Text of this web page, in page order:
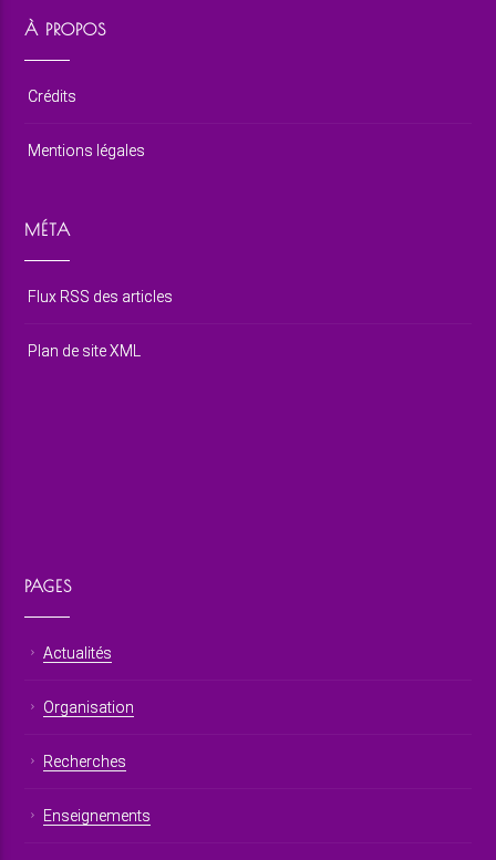
À PROPOS
Crédits
Mentions légales
MÉTA
Flux RSS des articles
Plan de site XML
PAGES
Actualités
Organisation
Recherches
Enseignements